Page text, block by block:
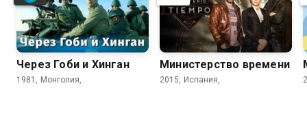
Через Гоби и Хинган
1981, Монголия,
Министерство времени
2015, Испания,